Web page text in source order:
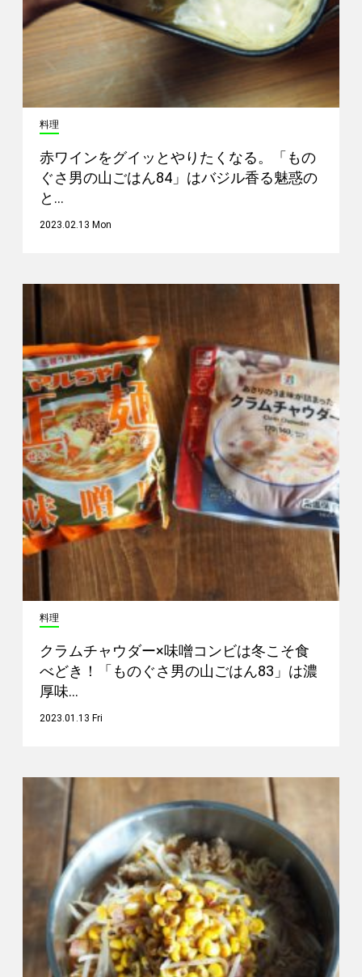
料理
赤ワインをグイッとやりたくなる。「もの
ぐさ男の山ごはん84」はバジル香る魅惑の
と…
2023.02.13 Mon
料理
クラムチャウダー×味噌コンビは冬こそ食
べどき！「ものぐさ男の山ごはん83」は濃
厚味…
2023.01.13 Fri